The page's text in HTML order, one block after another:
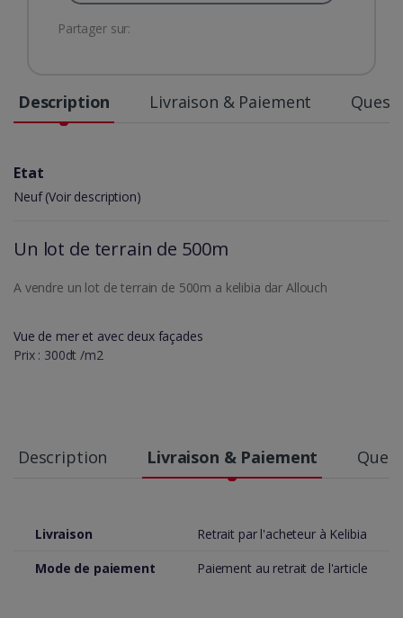
Partager sur:
Description Livraison & Paiement
Etat
Neuf (Voir description)
Un lot de terrain de 500m
A vendre un lot de terrain de 500m a kelibia dar Allouch
Vue de mer et avec deux façades
Prix : 300dt /m2
Description Livraison & Paiement
Livraison
Retrait par l'acheteur à Kelibia
Mode de paiement
Paiement au retrait de l'article